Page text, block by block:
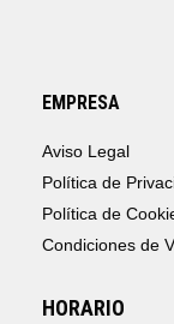
EMPRESA
Aviso Legal
Política de
Política de
Condiciones de
HORARIO